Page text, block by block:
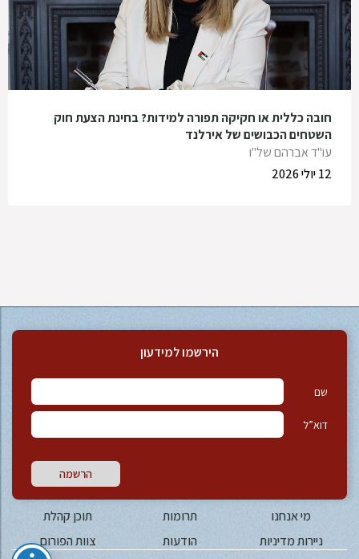
חובה כללית או חקיקה תפורה למידות? בחינת הצעת חוק
השטחים הכבושים של אירלנד
עו"ד אברהם של"ו
12 יולי 2026
הירשמו למידעון
שם
דוא”ל
הרשמה
מי אנחנו תרומות
תוכן קהלת
ניירות מדיניות
הודעות צוות הפורום